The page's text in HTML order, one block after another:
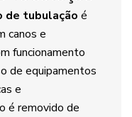
de tubulação é
canos e
funcionamento
de equipamentos
e
é removido de